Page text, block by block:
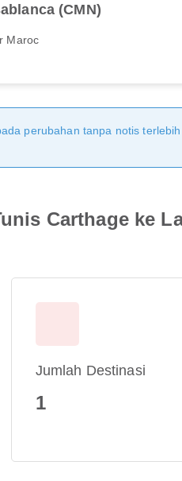
(CMN)
Maroc
perubahan tanpa notis terlebih
Carthage ke
Jumlah Destinasi
1